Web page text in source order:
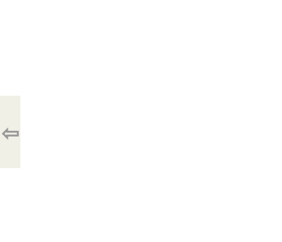
⇦